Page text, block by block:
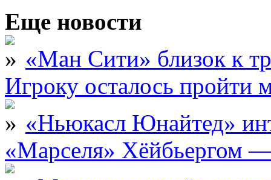
Еще новости
«Ман Сити» близок к
Игроку осталось
«Ньюкасл Юнайтед»
«Марселя» Хёйбьергом